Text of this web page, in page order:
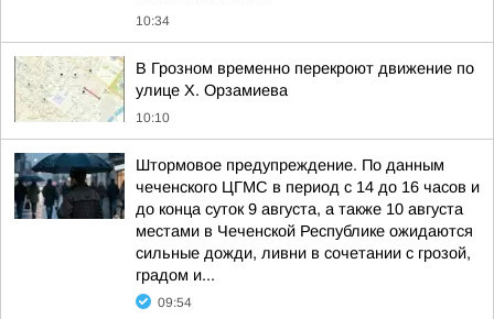
10:34
В Грозном временно перекроют движение по
улице Х. Орзамиева
10:10
Штормовое предупреждение. По данным
чеченского ЦГМС в период с 14 до 16 часов и
до конца суток 9 августа, а также 10 августа
местами в Чеченской Республике ожидаются
сильные дожди, ливни в сочетании с грозой,
градом и...
09:54